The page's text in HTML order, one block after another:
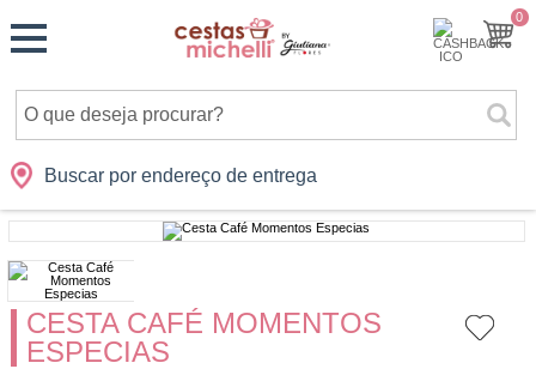
0
Buscar por endereço de entrega
Cidades Presentes Datas Shopping
Monte
sua
Cesta
CESTA CAFÉ MOMENTOS
ESPECIAS